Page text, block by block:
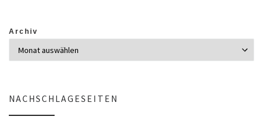
Archiv
NACHSCHLAGESEITEN